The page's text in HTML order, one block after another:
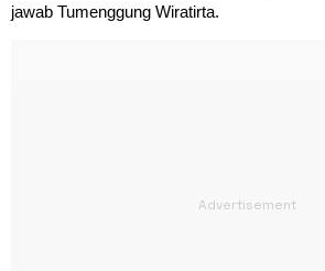
jawab Tumenggung Wiratirta.